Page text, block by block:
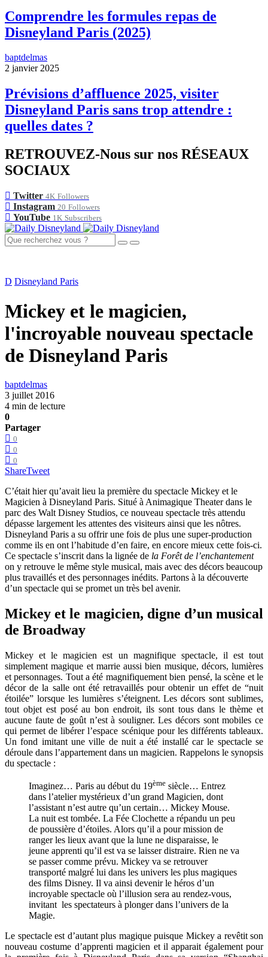
Comprendre les formules repas de
Disneyland Paris (2025)
baptdelmas
2 janvier 2025
Prévisions d’affluence 2025, visiter
Disneyland Paris sans trop attendre :
quelles dates ?
RETROUVEZ-Nous sur nos RÉSEAUX
SOCIAUX
Twitter 4K Followers
Instagram 20 Followers
YouTube 1K Subscribers
D Disneyland Paris
Mickey et le magicien,
l'incroyable nouveau spectacle
de Disneyland Paris
baptdelmas
3 juillet 2016
4 min de lecture
0
Partager
0
0
0
ShareTweet
C’était hier qu’avait lieu la première du spectacle Mickey et le
Magicien à Disneyland Paris. Situé à Animagique Theater dans le
parc des Walt Disney Studios, ce nouveau spectacle très attendu
dépasse largement les attentes des visiteurs ainsi que les nôtres.
Disneyland Paris a su offrir une fois de plus une super-production
comme ils en ont l’habitude d’en faire, en encore mieux cette fois-ci.
Ce spectacle s’inscrit dans la lignée de la Forêt de l’enchantement
on y retrouve le même style musical, mais avec des décors beaucoup
plus travaillés et des personnages inédits. Partons à la découverte
d’un spectacle qui se promet un très bel avenir.
Mickey et le magicien, digne d’un musical
de Broadway
Mickey et le magicien est un magnifique spectacle, il est tout
simplement magique et marrie aussi bien musique, décors, lumières
et personnages. Tout a été magnifiquement bien pensé, la scène et le
décor de la salle ont été retravaillés pour obtenir un effet de “nuit
étoilée” lorsque les lumières s’éteignent. Les décors sont sublimes,
tout objet est posé au bon endroit, ils sont tous dans le thème et
aucune faute de goût n’est à souligner. Les décors sont mobiles ce
qui permet de libérer l’espace scénique pour les différents tableaux.
Un fond imitant une ville de nuit a été installé car le spectacle se
déroule dans l’appartement dans un magicien. Rappelons le synopsis
du spectacle :
Imaginez… Paris au début du 19ème siècle… Entrez
dans l’atelier mystérieux d’un grand Magicien, dont
l’assistant n’est autre qu’un certain… Mickey Mouse.
La nuit est tombée. La Fée Clochette a répandu un peu
de poussière d’étoiles. Alors qu’il a pour mission de
ranger les lieux avant que la lune ne disparaisse, le
jeune apprenti qu’il est va se laisser distraire. Rien ne va
se passer comme prévu. Mickey va se retrouver
transporté malgré lui dans les univers les plus magiques
des films Disney. Il va ainsi devenir le héros d’un
incroyable spectacle où l’illusion sera au rendez-vous,
invitant les spectateurs à plonger dans l’univers de la
Magie.
Le spectacle est d’autant plus magique puisque Mickey a revêtit son
nouveau costume d’apprenti magicien et il apparait également pour